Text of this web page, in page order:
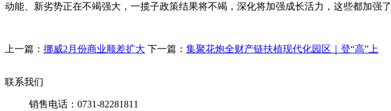
动能、新劣势正在不竭强大，一揽子政策结果将不竭，深化将加强成长活力，这些都加强
上一篇： 挪威2月份商业顺差扩大 下一篇： 集聚花炮全财产链扶植现代化园区｜登“高”上
联系我们
销售电话：0731-82281811